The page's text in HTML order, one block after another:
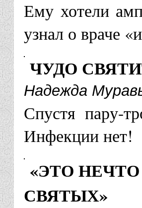
Ему хотели
узнал о враче
ЧУДО
Надежда
Спустя пару-
Инфекции нет!
«ЭТО
СВЯТЫХ»